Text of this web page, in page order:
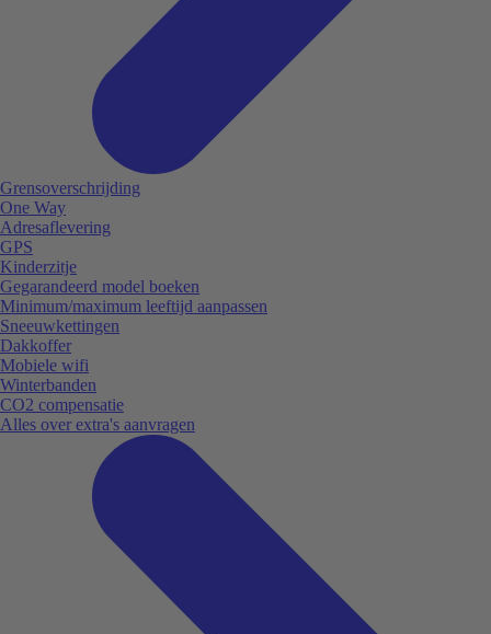
Grensoverschrijding
One Way
Adresaflevering
GPS
Kinderzitje
Gegarandeerd model boeken
Minimum/maximum leeftijd aanpassen
Sneeuwkettingen
Dakkoffer
Mobiele wifi
Winterbanden
CO2 compensatie
Alles over extra's aanvragen